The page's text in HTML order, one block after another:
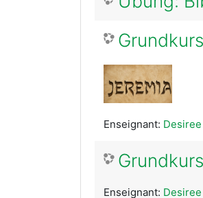
Enseignant:
Enseignant: